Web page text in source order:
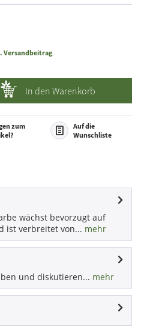
Versandbeitrag
In den Warenkorb
zum
Auf die
Wunschliste
wächst bevorzugt auf
ist verbreitet von... mehr
und diskutieren... mehr